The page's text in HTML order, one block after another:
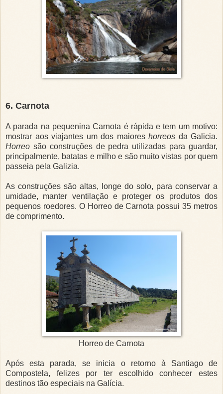
6. Carnota
A parada na pequenina Carnota é rápida e tem um motivo:
mostrar aos viajantes um dos maiores horreos da Galicia.
Horreo são construções de pedra utilizadas para guardar,
principalmente, batatas e milho e são muito vistas por quem
passeia pela Galizia.
As construções são altas, longe do solo, para conservar a
umidade, manter ventilação e proteger os produtos dos
pequenos roedores. O Horreo de Carnota possui 35 metros
de comprimento.
Horreo de Carnota
Após esta parada, se inicia o retorno à Santiago de
Compostela, felizes por ter escolhido conhecer estes
destinos tão especiais na Galícia.